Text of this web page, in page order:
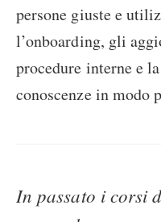
persone giuste e
l’onboarding, gli
procedure interne e
conoscenze in modo
In passato i corsi